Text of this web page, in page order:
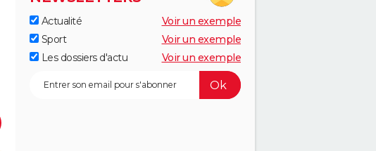
Actualité
Voir un exemple
Sport
Voir un exemple
Les dossiers d'actu
Voir un exemple